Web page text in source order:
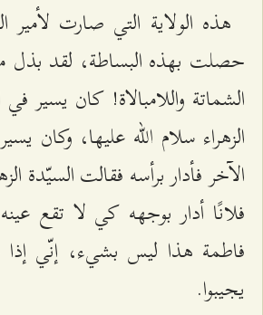
هذه الولاية التي صارت لأمير
حصلت بهذه البساطة، لقد بذل
الشماتة واللامبالاة! كان يسير
الزهراء سلام الله عليها، وكان
الآخر فأدار برأسه فقالت السيّدة
فلانًا أدار بوجهه كي لا تقع
فاطمة هذا ليس بشيء، إنّي
يجيبوا.